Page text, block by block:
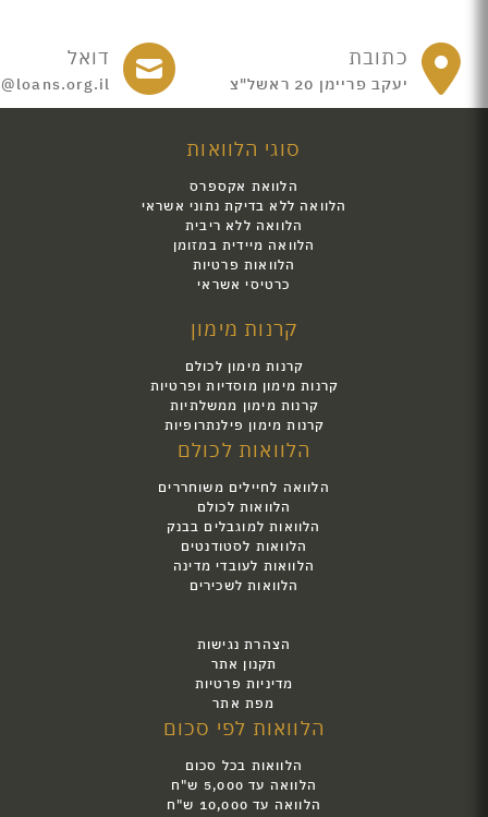
כתובת
יעקב פריימן 20 ראשל"צ
דואל
סוגי הלוואות
הלוואת אקספרס
הלוואה ללא בדיקת נתוני אשראי
הלוואה ללא ריבית
הלוואה מיידית במזומן
הלוואות פרטיות
כרטיסי אשראי
קרנות מימון
קרנות מימון לכולם
קרנות מימון מוסדיות ופרטיות
קרנות מימון ממשלתיות
קרנות מימון פילנתרופיות
הלוואות לכולם
הלוואה לחיילים משוחררים
הלוואות לכולם
הלוואות למוגבלים בבנק
הלוואות לסטודנטים
הלוואות לעובדי מדינה
הלוואות לשכירים
הצהרת נגישות
תקנון אתר
מדיניות פרטיות
מפת אתר
הלוואות לפי סכום
הלוואות בכל סכום
הלוואה עד 5,000 ש"ח
הלוואה עד 10,000 ש"ח